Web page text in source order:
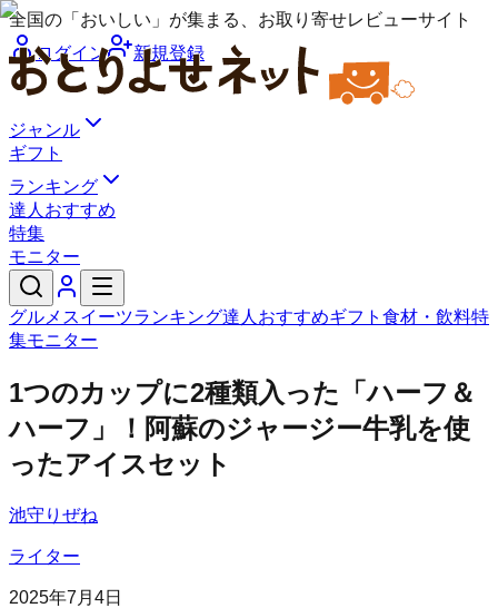
全国の「おいしい」が集まる、お取り寄せレビューサイト
ログイン
新規登録
ジャンル
ギフト
ランキング
達人おすすめ
特集
モニター
グルメ スイーツランキング達人おすすめギフト 食材・飲料特
集モニター
1つのカップに2種類入った「ハーフ＆
ハーフ」！阿蘇のジャージー牛乳を使
ったアイスセット
池守りぜね
ライター
2025年7月4日